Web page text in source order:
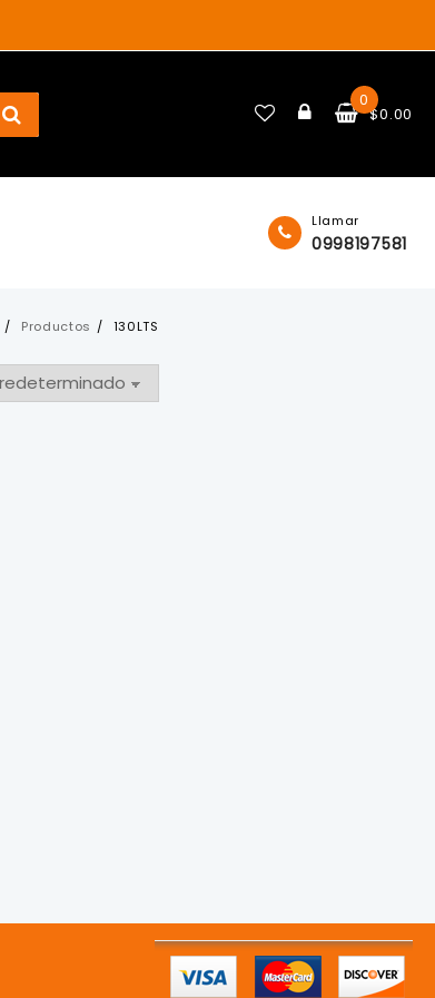
0
$0.00
Llamar
0998197581
Productos 130LTS